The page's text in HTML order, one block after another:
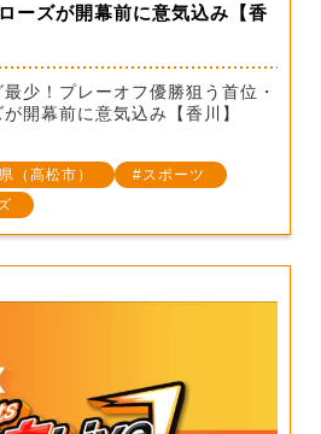
ーズが開幕前に意気込み【香
少！プレーオフ優勝狙う首位・
開幕前に意気込み【香川】
（高松市）
スポーツ